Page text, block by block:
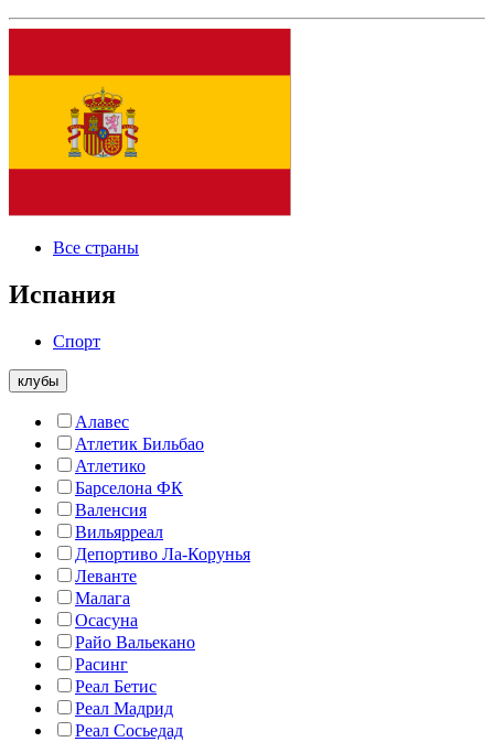
Все страны
Испания
Спорт
клубы
Алавес
Атлетик Бильбао
Атлетико
Барселона ФК
Валенсия
Вильярреал
Депортиво Ла-Корунья
Леванте
Малага
Осасуна
Райо Вальекано
Расинг
Реал Бетис
Реал Мадрид
Реал Сосьедад